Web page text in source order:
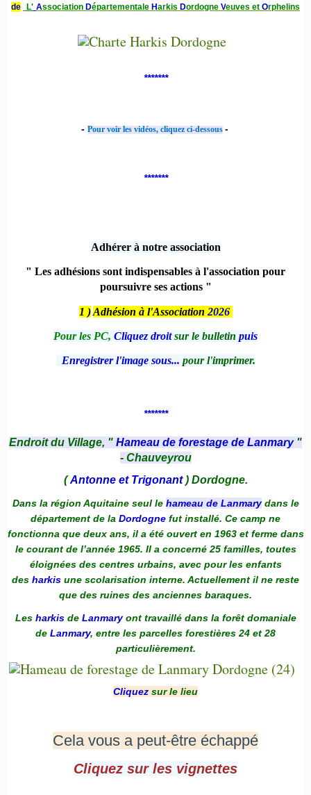
de
L' Association Départementale Harkis Dordogne Veuves et Orphelins
*******
- Pour voir les vidéos, cliquez ci-dessous -
*******
Adhérer à notre association
" Les adhésions sont indispensables à l'association pour
poursuivre ses actions "
1 ) Adhésion à l'Association 2026
Pour les PC, Cliquez droitsur le bulletin puis
Enregistrer l'image sous... pour l'imprimer.
*******
Endroit du Village, " Hameau de forestage de Lanmary "
- Chauveyrou
(Antonne et Trigonant) Dordogne.
Dans la région Aquitaine seul le hameau de Lanmarydans le
département de la Dordogne fut installé. Ce camp ne
fonctionna que deux ans, il a été ouvert en 1963 et ferme dans
le courant de l’année 1965. Il a concerné 25 familles, toutes
éloignées des centres urbains, avec pour les enfants
des harkis une scolarisation interne. Actuellement il ne reste
que des ruines des anciennes baraques.
Les harkis de Lanmaryont travaillé dans la forêt domaniale
de Lanmary, entre les parcelles forestières 24 et 28
particulièrement.
Cliquez sur le lieu
Cela vous a peut-être échappé
Cliquez sur les vignettes